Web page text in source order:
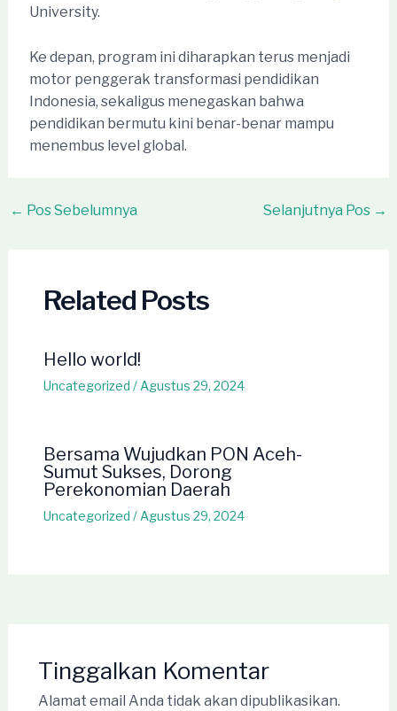
University.
Ke depan, program ini diharapkan terus menjadi
motor penggerak transformasi pendidikan
Indonesia, sekaligus menegaskan bahwa
pendidikan bermutu kini benar-benar mampu
menembus level global.
Post
← Pos Sebelumnya Selanjutnya Pos →
Related Posts
Hello world!
Uncategorized / Agustus 29, 2024
Bersama Wujudkan PON Aceh-
Sumut Sukses, Dorong
Perekonomian Daerah
Uncategorized / Agustus 29, 2024
Tinggalkan Komentar
Alamat email Anda tidak akan dipublikasikan.